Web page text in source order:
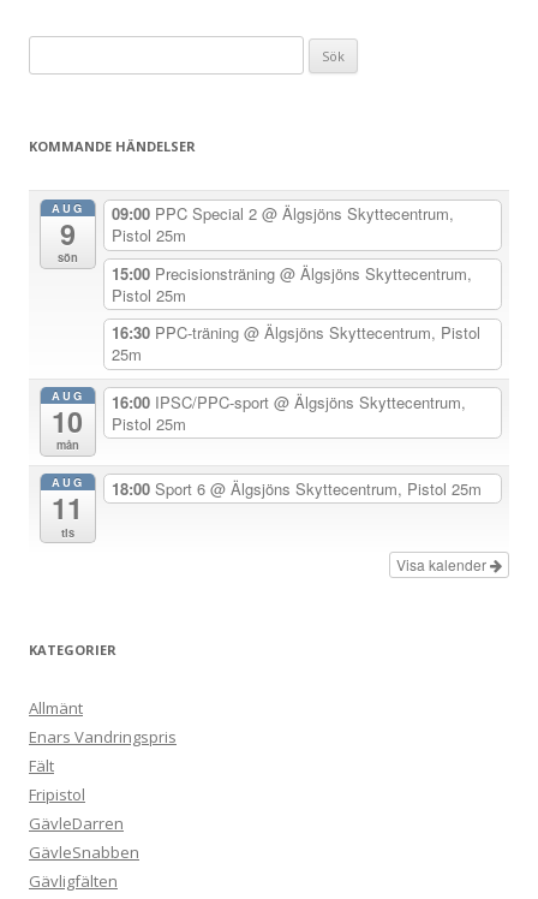
n
n
efter:
KOMMANDE HÄNDELSER
AUG
9
sön
09:00 PPC Special 2 @ Älgsjöns Skyttecentrum,
Pistol 25m
15:00 Precisionsträning @ Älgsjöns Skyttecentrum,
Pistol 25m
16:30 PPC-träning @ Älgsjöns Skyttecentrum, Pistol
25m
AUG
10
mån
16:00 IPSC/PPC-sport @ Älgsjöns Skyttecentrum,
Pistol 25m
AUG
11
tis
18:00 Sport 6 @ Älgsjöns Skyttecentrum, Pistol 25m
Visa kalender
KATEGORIER
Allmänt
Enars Vandringspris
Fält
Fripistol
GävleDarren
GävleSnabben
Gävligfälten